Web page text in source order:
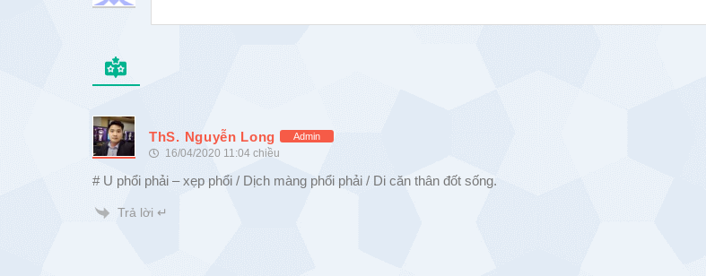
ThS. Nguyễn Long Admin
16/04/2020 11:04 chiều
# U phổi phải – xẹp phổi / Dịch màng phổi phải / Di căn thân đốt sống.
Trả lời ↵